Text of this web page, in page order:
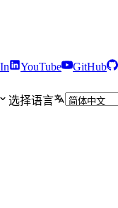
YouTube GitHub
选择语言